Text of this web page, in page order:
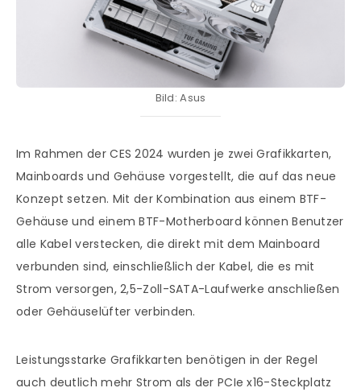
Bild: Asus
Im Rahmen der CES 2024 wurden je zwei Grafikkarten,
Mainboards und Gehäuse vorgestellt, die auf das neue
Konzept setzen. Mit der Kombination aus einem BTF-
Gehäuse und einem BTF-Motherboard können Benutzer
alle Kabel verstecken, die direkt mit dem Mainboard
verbunden sind, einschließlich der Kabel, die es mit
Strom versorgen, 2,5-Zoll-SATA-Laufwerke anschließen
oder Gehäuselüfter verbinden.
Leistungsstarke Grafikkarten benötigen in der Regel
auch deutlich mehr Strom als der PCIe x16-Steckplatz